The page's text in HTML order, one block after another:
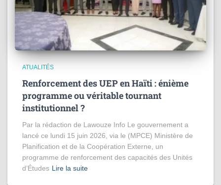
ATUALITÉS
Renforcement des UEP en Haïti : énième
programme ou véritable tournant
institutionnel ?
Par la rédaction de Lawouze Info Le gouvernement a
lancé ce lundi 15 juin 2026, via le (MPCE) Ministère de
Planification et de la Coopération Externe, un
programme de renforcement des capacités des Unités
d’Études Lire la suite